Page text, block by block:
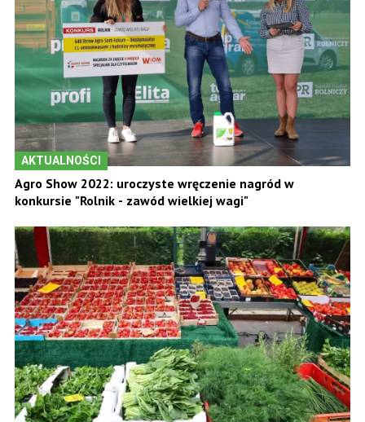
AKTUALNOŚCI
Agro Show 2022: uroczyste wręczenie nagród w
konkursie "Rolnik - zawód wielkiej wagi"